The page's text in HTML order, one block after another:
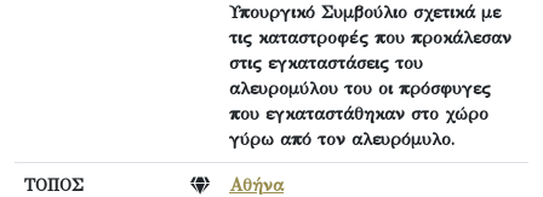
Υπουργικό Συμβούλιο σχετικά με
τις καταστροφές που προκάλεσαν
στις εγκαταστάσεις του
αλευρομύλου του οι πρόσφυγες
που εγκαταστάθηκαν στο χώρο
γύρω από τον αλευρόμυλο.
ΤΟΠΟΣ
Αθήνα